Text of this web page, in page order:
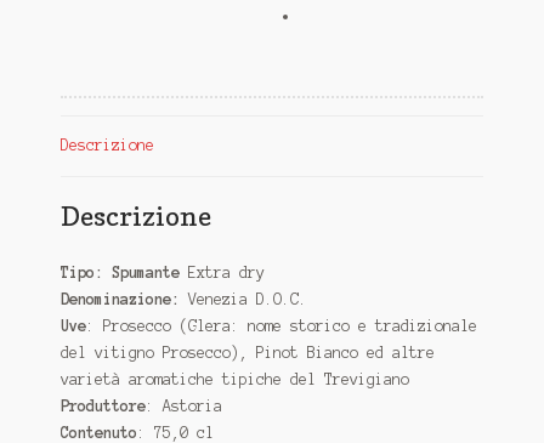
Descrizione
Descrizione
Tipo: SpumanteExtra dry
Denominazione:Venezia D.O.C.
Uve: Prosecco (Glera: nome storico e tradizionale
del vitigno Prosecco), Pinot Bianco ed altre
varietà aromatiche tipiche del Trevigiano
Produttore: Astoria
Contenuto : 75,0 cl